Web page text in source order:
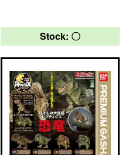
Stock: 〇